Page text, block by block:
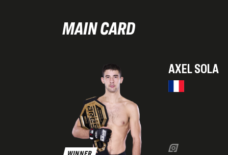
MAIN CARD
AXEL SOLA